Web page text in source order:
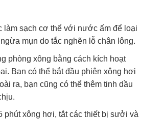
làm sạch cơ thể với nước ấm để loại
mụn do tắc nghẽn lỗ chân lông.
phòng xông bằng cách kích hoạt
Bạn có thể bắt đầu phiên xông hơi
ra, bạn cũng có thể thêm tinh dầu
phút xông hơi, tắt các thiết bị sưởi và